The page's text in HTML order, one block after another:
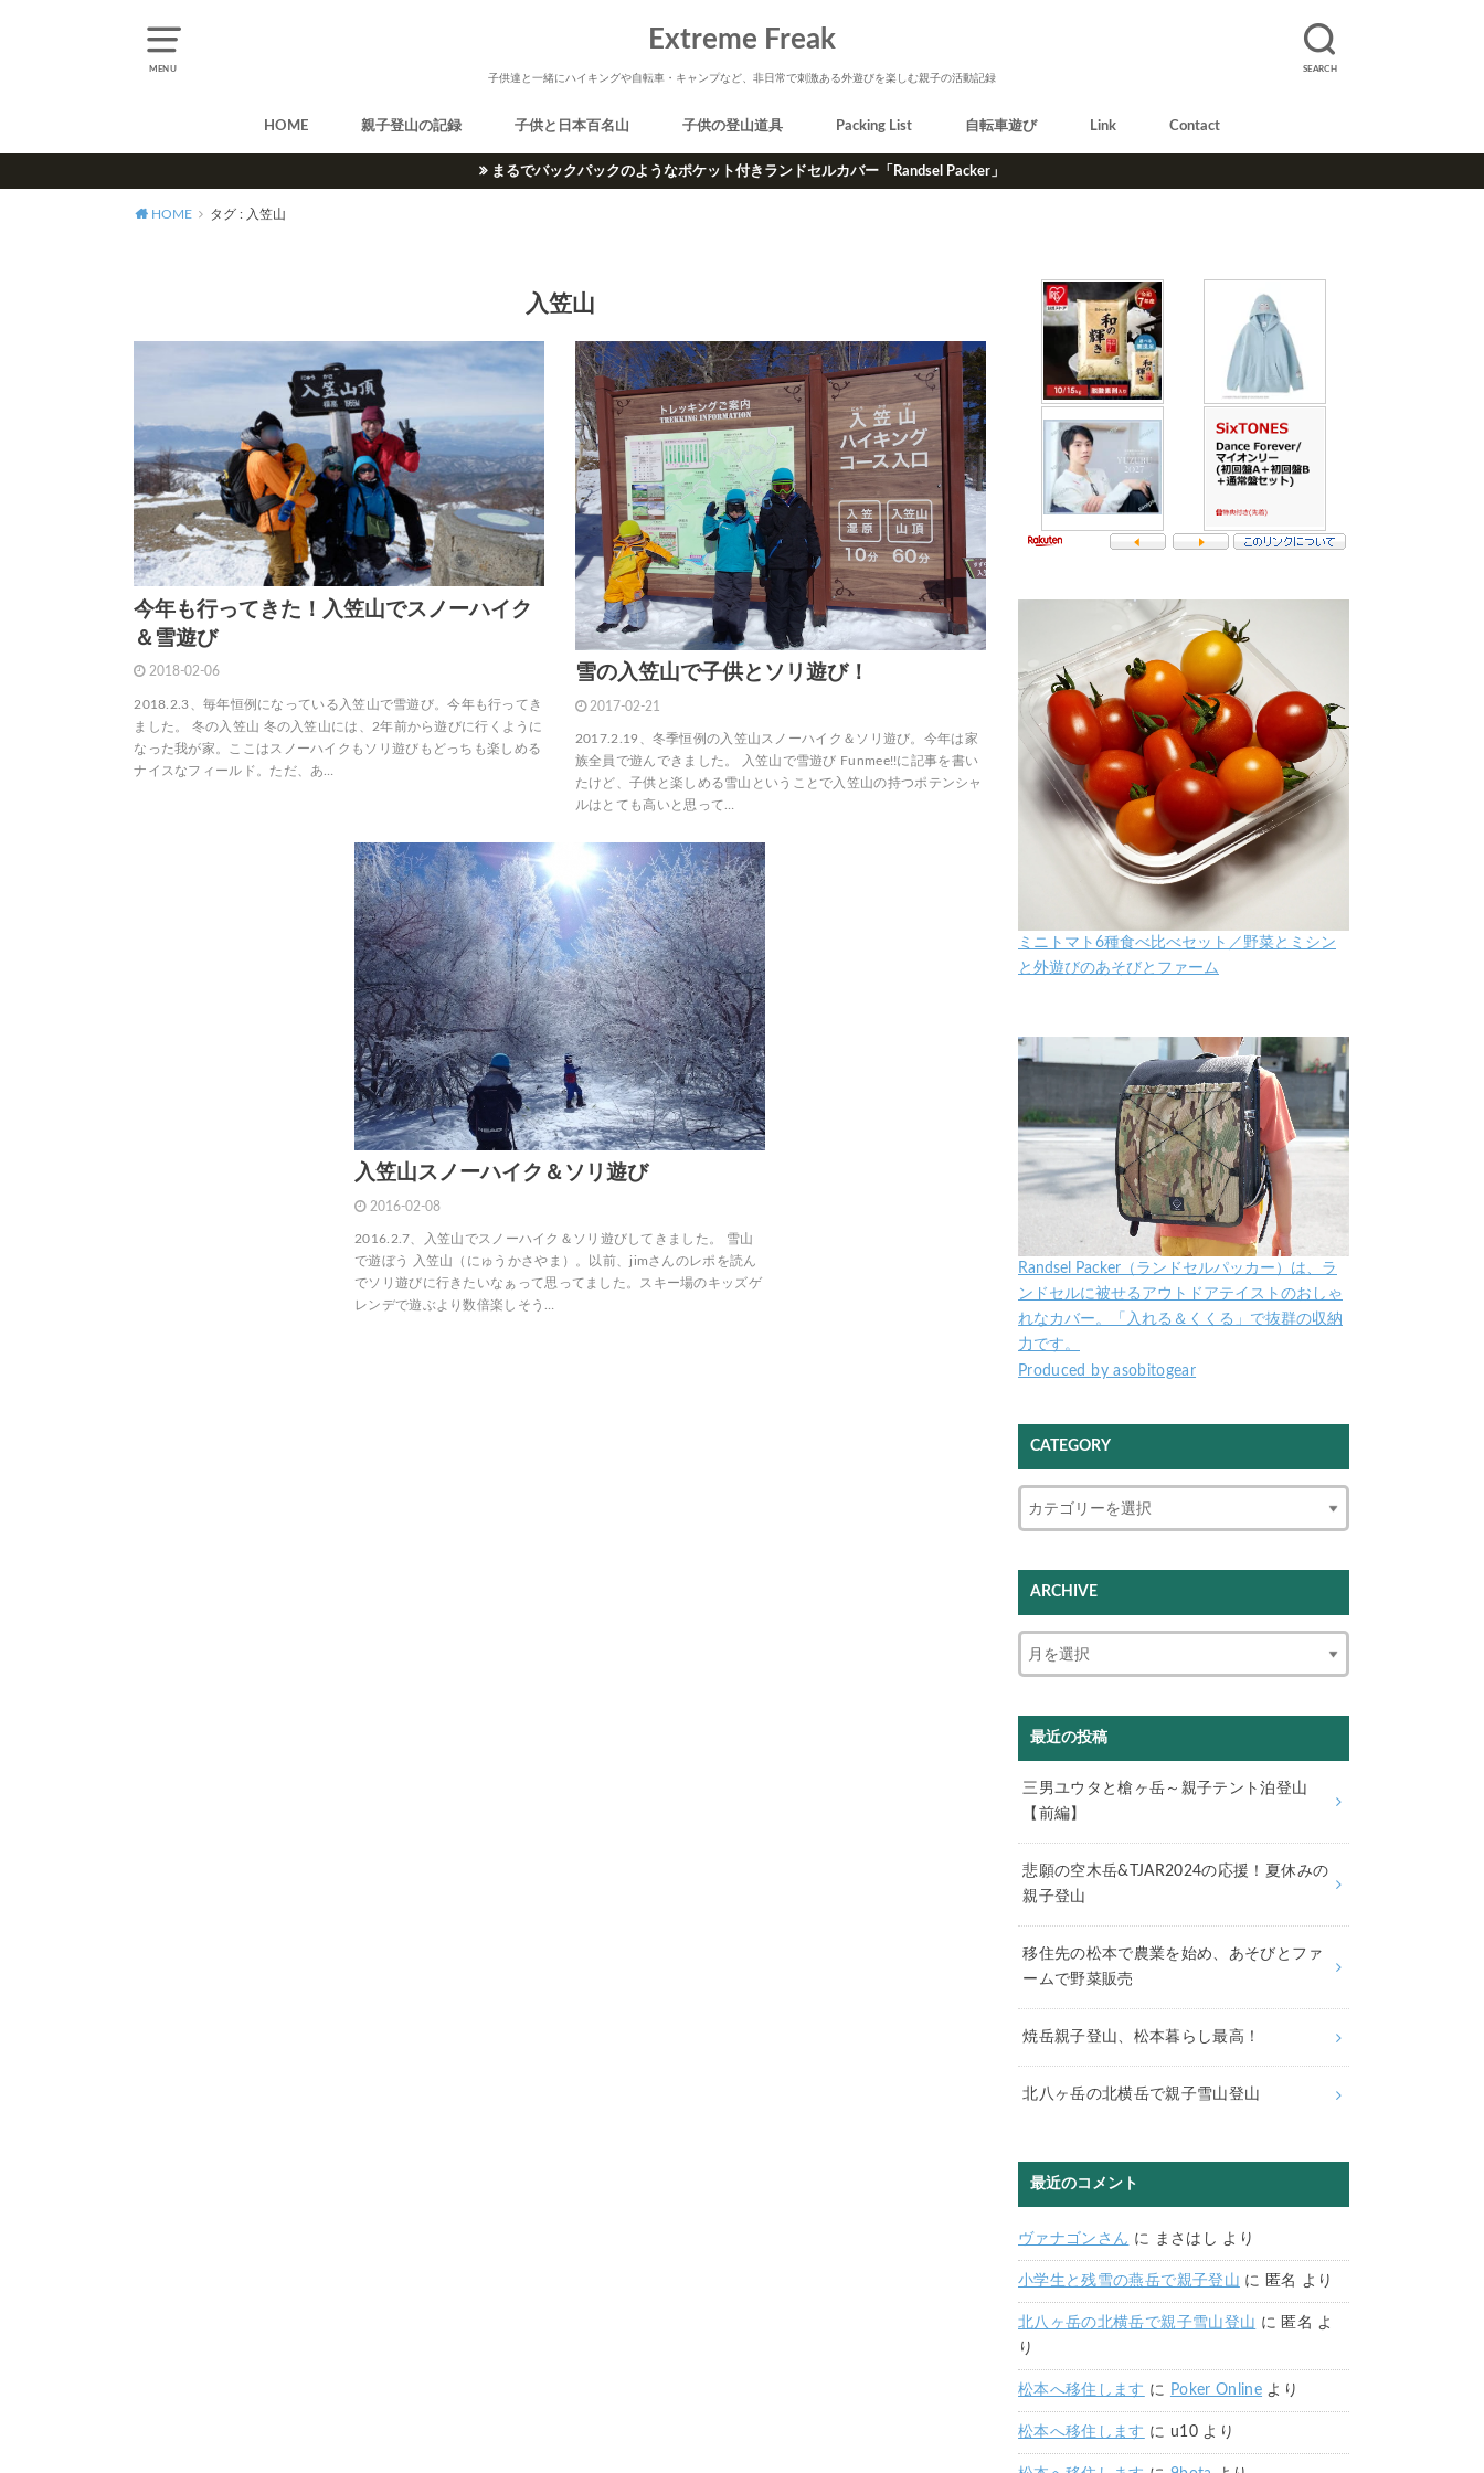
MENU SEARCH
Extreme Freak
子供達と一緒にハイキングや自転車・キャンプなど、非日常で刺激ある外遊びを楽しむ親子の活動記録
HOME 親子登山の記録 子供と日本百名山 子供の登山道具 Packing List 自転車遊び Link Contact
まるでバックパックのようなポケット付きランドセルカバー「Randsel Packer」
HOME タグ : 入笠山
入笠山
今年も行ってきた！入笠山でスノーハイク
＆雪遊び
2018-02-06
2018.2.3、毎年恒例になっている入笠山で雪遊び。今年も行ってき
ました。 冬の入笠山 冬の入笠山には、2年前から遊びに行くように
なった我が家。ここはスノーハイクもソリ遊びもどっちも楽しめる
ナイスなフィールド。ただ、あ…
雪の入笠山で子供とソリ遊び！
2017-02-21
2017.2.19、冬季恒例の入笠山スノーハイク＆ソリ遊び。今年は家
族全員で遊んできました。 入笠山で雪遊び Funmee!!に記事を書い
たけど、子供と楽しめる雪山ということで入笠山の持つポテンシャ
ルはとても高いと思って…
入笠山スノーハイク＆ソリ遊び
2016-02-08
2016.2.7、入笠山でスノーハイク＆ソリ遊びしてきました。 雪山
で遊ぼう 入笠山（にゅうかさやま）。以前、jimさんのレポを読ん
でソリ遊びに行きたいなぁって思ってました。スキー場のキッズゲ
レンデで遊ぶより数倍楽しそう…
ミニトマト6種食べ比べセット／野菜とミシン
と外遊びのあそびとファーム
Randsel Packer（ランドセルパッカー）は、ラ
ンドセルに被せるアウトドアテイストのおしゃ
れなカバー。「入れる＆くくる」で抜群の収納
力です。
Produced by asobitogear
CATEGORY
ARCHIVE
最近の投稿
三男ユウタと槍ヶ岳～親子テント泊登山
【前編】
悲願の空木岳&TJAR2024の応援！夏休みの
親子登山
移住先の松本で農業を始め、あそびとファ
ームで野菜販売
焼岳親子登山、松本暮らし最高！
北八ヶ岳の北横岳で親子雪山登山
最近のコメント
ヴァナゴンさん に まさはし より
小学生と残雪の燕岳で親子登山 に 匿名 より
北八ヶ岳の北横岳で親子雪山登山 に 匿名 よ
り
松本へ移住します に Poker Online より
松本へ移住します に u10より